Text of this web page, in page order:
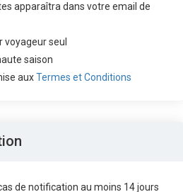
apparaîtra dans votre email de
seul
saison
auxTermes et Conditions
de notification au moins 14 jours